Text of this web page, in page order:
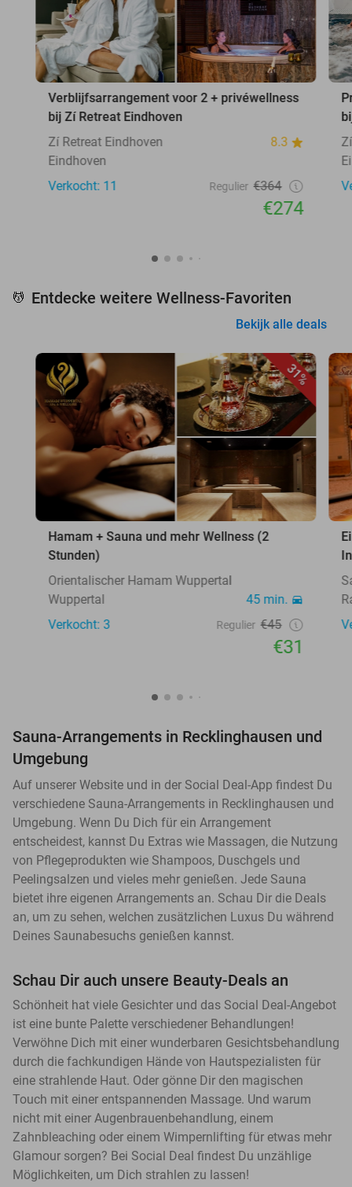
Verblijfsarrangement voor 2 + privéwellness
bij Zí Retreat Eindhoven
Zí Retreat Eindhoven
8.3
Eindhoven
Verkocht: 11
Regulier €364
€274
💆 Entdecke weitere Wellness-Favoriten
Bekijk alle deals
31%
Hamam + Sauna und mehr Wellness (2
Stunden)
Orientalischer Hamam Wuppertal
Wuppertal
45 min.
Verkocht: 3
Regulier €45
€31
Sauna-Arrangements in Recklinghausen und
Umgebung
Auf unserer Website und in der Social Deal-App findest Du
verschiedene Sauna-Arrangements in Recklinghausen und
Umgebung. Wenn Du Dich für ein Arrangement
entscheidest, kannst Du Extras wie Massagen, die Nutzung
von Pflegeprodukten wie Shampoos, Duschgels und
Peelingsalzen und vieles mehr genießen. Jede Sauna
bietet ihre eigenen Arrangements an. Schau Dir die Deals
an, um zu sehen, welchen zusätzlichen Luxus Du während
Deines Saunabesuchs genießen kannst.
Schau Dir auch unsere Beauty-Deals an
Schönheit hat viele Gesichter und das Social Deal-Angebot
ist eine bunte Palette verschiedener Behandlungen!
Verwöhne Dich mit einer wunderbaren Gesichtsbehandlung
durch die fachkundigen Hände von Hautspezialisten für
eine strahlende Haut. Oder gönne Dir den magischen
Touch mit einer entspannenden Massage. Und warum
nicht mit einer Augenbrauenbehandlung, einem
Zahnbleaching oder einem Wimpernlifting für etwas mehr
Glamour sorgen? Bei Social Deal findest Du unzählige
Möglichkeiten, um Dich strahlen zu lassen!